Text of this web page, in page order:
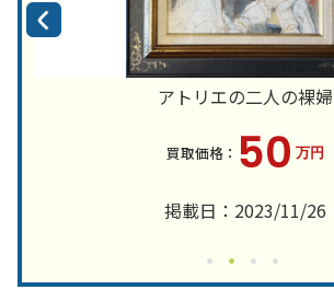
アトリエの二人の裸婦
50 万円
掲載日：2023/11/26